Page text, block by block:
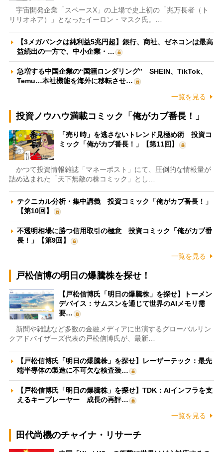
宇宙開発企業「スペースX」の上場で史上初の「兆万長者（ト
リリオネア）」となったイーロン・マスク氏。…
【3メガバンクは純利益5兆円超】銀行、商社、ゼネコンは最高
益続出の一方で、中小企業・…
急増する中国企業の“国籍ロンダリング” SHEIN、TikTok、
Temu…本社機能を海外に移転させ…
一覧を見る
投資ノウハウ満載コミック「俺がカブ番長！」
「売り時」を逃さないトレンド見極め術 投資コ
ミック「俺がカブ番長！」【第11回】
かつて投資情報雑誌「マネーポスト」にて、圧倒的な情報量が
詰め込まれた「天下無敵の株コミック」とし…
テクニカル分析・集中講義 投資コミック「俺がカブ番長！」
【第10回】
不透明相場に勝つ信用取引の極意 投資コミック「俺がカブ番
長！」【第9回】
一覧を見る
戸松信博の明日の爆騰株を探せ！
【戸松信博氏「明日の爆騰株」を探せ】トーメン
デバイス：サムスンを通じて世界のAIメモリ需
要…
新聞や雑誌など多数の金融メディアに出演するグローバルリン
クアドバイザーズ代表の戸松信博氏が、最新…
【戸松信博氏「明日の爆騰株」を探せ】レーザーテック：最先
端半導体の製造に不可欠な検査装…
【戸松信博氏「明日の爆騰株」を探せ】TDK：AIインフラを支
えるキープレーヤー 成長の再評…
一覧を見る
田代尚機のチャイナ・リサーチ